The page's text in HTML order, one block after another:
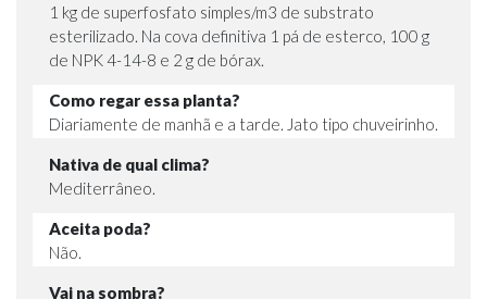
1 kg de superfosfato simples/m3 de substrato
esterilizado. Na cova definitiva 1 pá de esterco, 100 g
de NPK 4-14-8 e 2 g de bórax.
Como regar essa planta?
Diariamente de manhã e a tarde. Jato tipo chuveirinho.
Nativa de qual clima?
Mediterrâneo.
Aceita poda?
Não.
Vai na sombra?